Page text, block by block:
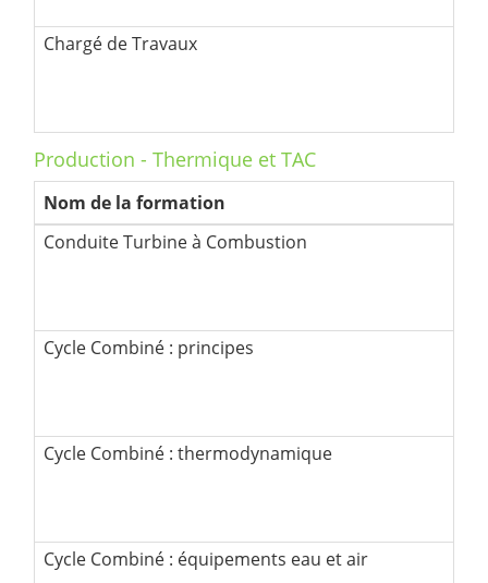
Chargé de Travaux
Production - Thermique et TAC
Nom de la formation
Conduite Turbine à Combustion
Cycle Combiné : principes
Cycle Combiné : thermodynamique
Cycle Combiné : équipements eau et air